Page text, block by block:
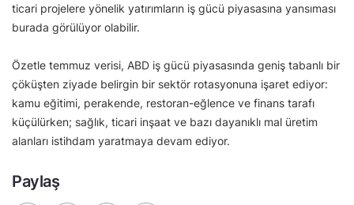
ticari projelere yönelik yatırımların iş gücü piyasasına yansıması
burada görülüyor olabilir.
Özetle temmuz verisi, ABD iş gücü piyasasında geniş tabanlı bir
çöküşten ziyade belirgin bir sektör rotasyonuna işaret ediyor:
kamu eğitimi, perakende, restoran-eğlence ve finans tarafı
küçülürken; sağlık, ticari inşaat ve bazı dayanıklı mal üretim
alanları istihdam yaratmaya devam ediyor.
Paylaş